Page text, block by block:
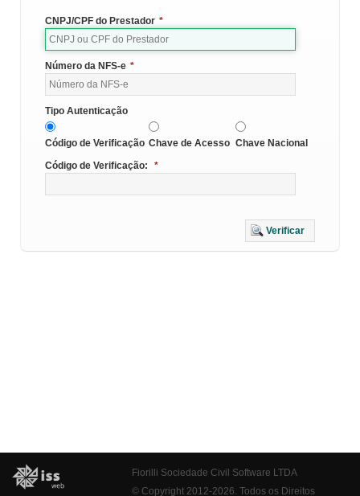
CNPJ/CPF do Prestador *
Número da NFS-e *
Tipo Autenticação
Código de Verificação Chave de Acesso Chave Nacional
Código de Verificação:
*
Verificar
Fiorilli Sociedade Civil Software LTDA
© Copyright 2012-2026. Todos os Direitos